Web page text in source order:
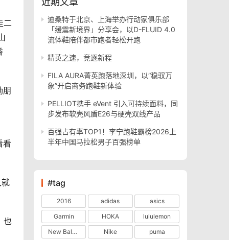
二
朋
看
也
迪桑特于北京、上海举办行动家俱乐部
「缓震新境界」分享会，以D-FLUID 4.0
流体鞋陪伴都市跑者轻松开跑
精英之速，竞逐新程
FILA AURA菁英跑落地深圳，以“稳驭万
象”开启商务跑鞋新体验
PELLIOT携手 eVent 引入可持续面料，同
步发布软壳风盾E26与硬壳双线产品
百强占有率TOP1！李宁跑鞋霸榜2026上
半年中国马拉松男子百强榜单
#tag
2016 adidas
asics
Garmin
HOKA
lululemon
New Balance
Nike
puma